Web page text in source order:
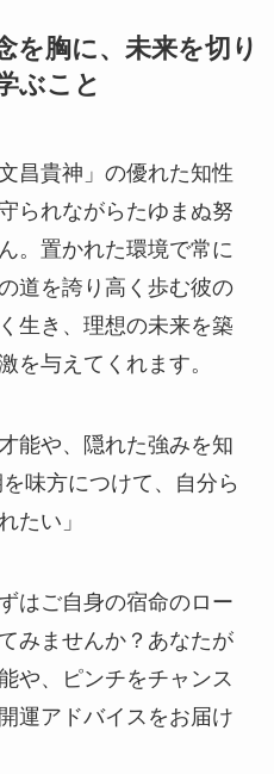
を胸に、未来を切り
ぶこと
昌貴神」の優れた知性
られながらたゆまぬ努
。置かれた環境で常に
道を誇り高く歩む彼の
生き、理想の未来を築
を与えてくれます。
能や、隠れた強みを知
味方につけて、自分ら
たい」
はご自身の宿命のロー
みませんか？あなたが
や、ピンチをチャンス
運アドバイスをお届け